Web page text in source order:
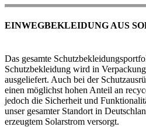
EINWEGBEKLEIDUNG AUS
Das gesamte
Schutzbekleidung wird in
ausgeliefert. Auch bei der
einen möglichst hohen Anteil an
jedoch die Sicherheit und
unser gesamter Standort in
erzeugtem Solarstrom versorgt.